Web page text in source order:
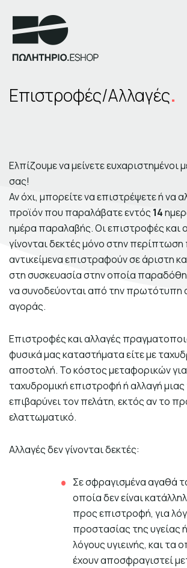
Σκηνογράφοι /
Δημιουργοί
Προτάσεις συνεργασίας
ΚΟΣΜΗΜΑΤΑ
ΣΠΙΤΙ
ΓΡΑΦΕΙΟ
ΑΞΕΣΟΥΑΡ
ΑΝΑΖΗΤΗΣΗ
Σχετικά με το πωλητήριο
Σκηνογράφοι / Δημιουργοί
Κεντρικό Βιβλιοπωλείο
Πωλητήριο Επίδαυρος
Προτάσεις συνεργασίας
Τρόποι πληρωμής
Επιστροφές/Αλλαγές
Επιστροφές/Αλλαγές
Ελπίζουμε να μείνετε ευχαριστημένοι
σας!
Αν όχι, μπορείτε να επιστρέψετε ή να
προϊόν που παραλάβατε εντός 14
ημέρα παραλαβής. Οι επιστροφές και
γίνονται δεκτές μόνο στην
αντικείμενα επιστραφούν σε άριστη
στη συσκευασία στην οποία
να συνοδεύονται από την πρωτότυπη
αγοράς.
Επιστροφές και αλλαγές
φυσικά μας καταστήματα είτε με
αποστολή. Το κόστος μεταφορικών
ταχυδρομική επιστροφή ή αλλαγή
επιβαρύνει τον πελάτη, εκτός αν το
ελαττωματικό.
Αλλαγές δεν γίνονται δεκτές:
Σε σφραγισμένα αγαθά
οποία δεν είναι
προς επιστροφή, για
προστασίας της υγείας
λόγους υγιεινής, και τα
έχουν αποσφραγιστεί